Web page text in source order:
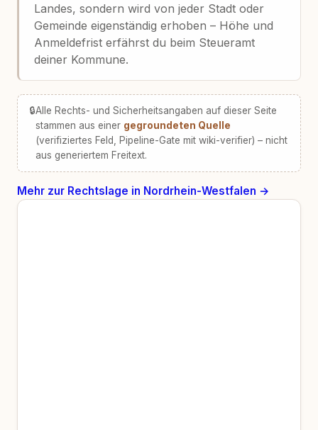
Landes, sondern wird von jeder Stadt oder
Gemeinde eigenständig erhoben – Höhe und
Anmeldefrist erfährst du beim Steueramt
deiner Kommune.
🔒Alle Rechts- und Sicherheitsangaben auf dieser Seite
stammen aus einer gegroundeten Quelle
(verifiziertes Feld, Pipeline-Gate mit wiki-verifier) – nicht
aus generiertem Freitext.
Mehr zur Rechtslage in Nordrhein-Westfalen →